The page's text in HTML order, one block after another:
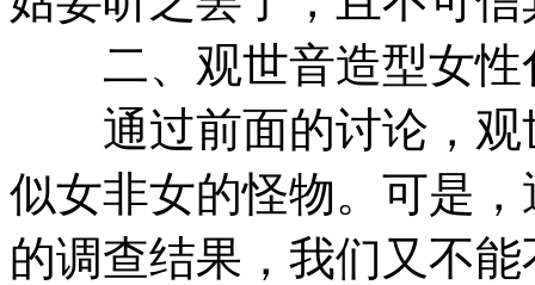
二、观世音造型女性
通过前面的讨论，观
似女非女的怪物。可是
的调查结果，我们又不